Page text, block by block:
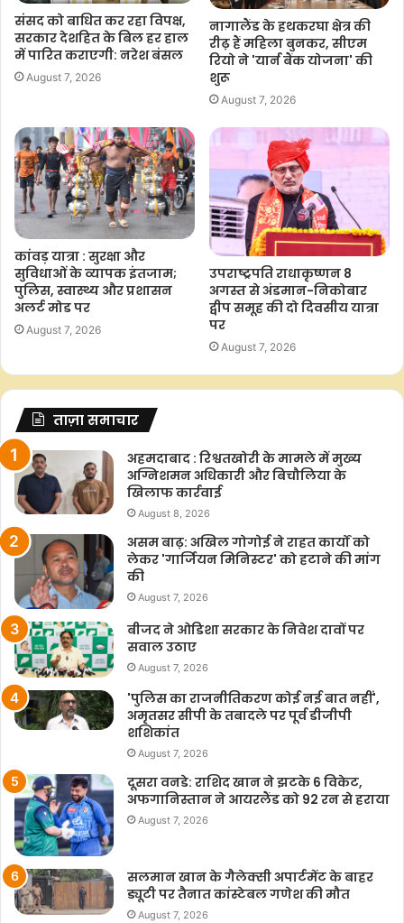
संसद को बाधित कर रहा विपक्ष,
सरकार देशहित के बिल हर हाल
में पारित कराएगी: नरेश बंसल
August 7, 2026
नागालैंड के हथकरघा क्षेत्र की
रीढ़ हैं महिला बुनकर, सीएम
रियो ने 'यार्न बैंक योजना' की
शुरू
August 7, 2026
कांवड़ यात्रा : सुरक्षा और
सुविधाओं के व्यापक इंतजाम;
पुलिस, स्वास्थ्य और प्रशासन
अलर्ट मोड पर
August 7, 2026
उपराष्ट्रपति राधाकृष्णन 8
अगस्त से अंडमान-निकोबार
द्वीप समूह की दो दिवसीय यात्रा
पर
August 7, 2026
ताज़ा समाचार
अहमदाबाद : रिश्वतखोरी के मामले में मुख्य
अग्निशमन अधिकारी और बिचौलिया के
खिलाफ कार्रवाई
August 8, 2026
असम बाढ़: अखिल गोगोई ने राहत कार्यों को
लेकर 'गार्जियन मिनिस्टर' को हटाने की मांग
की
August 7, 2026
बीजद ने ओडिशा सरकार के निवेश दावों पर
सवाल उठाए
August 7, 2026
'पुलिस का राजनीतिकरण कोई नई बात नहीं',
अमृतसर सीपी के तबादले पर पूर्व डीजीपी
शशिकांत
August 7, 2026
दूसरा वनडे: राशिद खान ने झटके 6 विकेट,
अफगानिस्तान ने आयरलैंड को 92 रन से हराया
August 7, 2026
सलमान खान के गैलेक्सी अपार्टमेंट के बाहर
ड्यूटी पर तैनात कांस्टेबल गणेश की मौत
August 7, 2026